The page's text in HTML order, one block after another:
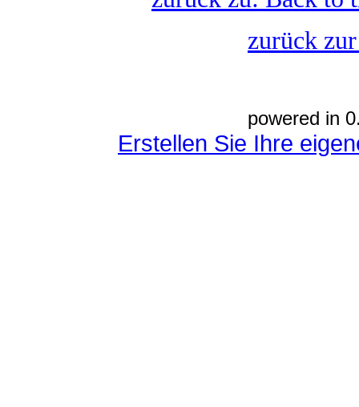
zurück
powered in
Erstellen Sie Ihre